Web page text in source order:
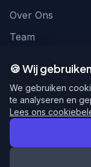
Over Ons
Team
© 2026
🍪 Wij
We gebruiken
te analyseren en
Lees ons